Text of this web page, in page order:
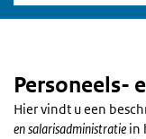
het
Personeels-
Hier vindt u een
en salarisadministratie in